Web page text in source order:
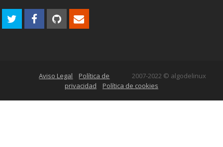
2007-2022 © algodelinux
Aviso Legal
Política de
privacidad
Política de cookies